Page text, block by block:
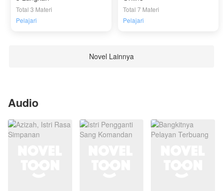
mengungkapkan seluruh kebenarannya.
Total 3 Materi
Pelajari
Total 7 Materi
Pelajari
Novel Lainnya
Audio